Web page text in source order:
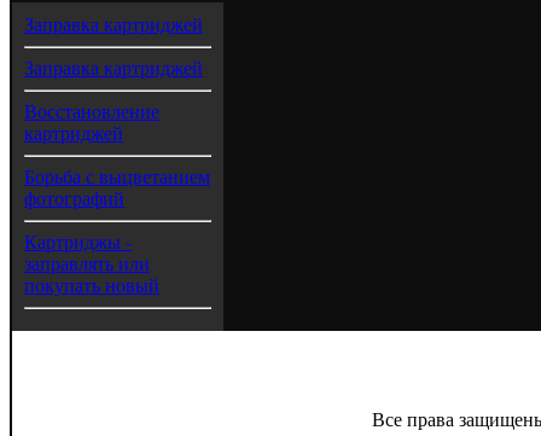
Заправка картриджей
Заправка картриджей
Восстановление
картриджей
Борьба с выцветанием
фотографий
Картриджы -
заправлять или
покупать новый
Все права